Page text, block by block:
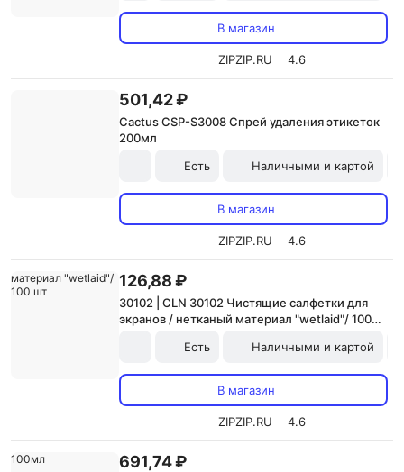
В магазин
ZIPZIP.RU 4.6
501,42 ₽
Cactus CSP-S3008 Спрей удаления этикеток
200мл
Есть
Наличными и картой
В магазин
ZIPZIP.RU 4.6
126,88 ₽
30102 | CLN 30102 Чистящие салфетки для
экранов / нетканый материал "wetlaid"/ 100
Есть
Наличными и картой
В магазин
ZIPZIP.RU 4.6
691,74 ₽